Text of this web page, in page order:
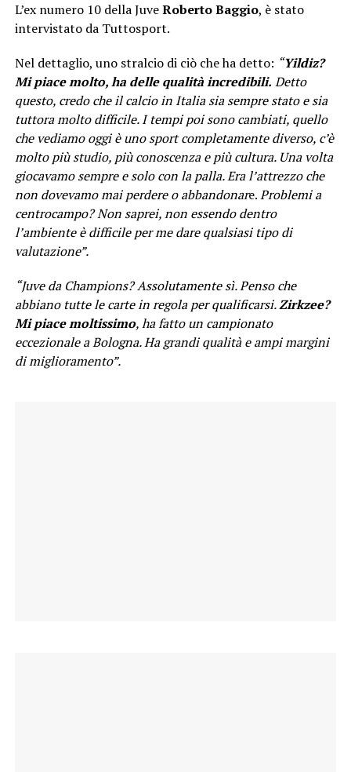
L’ex numero 10 della JuveRoberto Baggio, è stato
intervistato da Tuttosport.
Nel dettaglio, uno stralcio di ciò che ha detto: “Yildiz?
Mi piace molto, ha delle qualità incredibili. Detto
questo, credo che il calcio in Italia sia sempre stato e sia
tuttora molto difficile. I tempi poi sono cambiati, quello
che vediamo oggi è uno sport completamente diverso, c’è
molto più studio, più conoscenza e più cultura. Una volta
giocavamo sempre e solo con la palla. Era l’attrezzo che
non dovevamo mai perdere o abbandonare.Problemi a
centrocampo? Non saprei, non essendo dentro
l’ambiente è difficile per me dare qualsiasi tipo di
valutazione”.
“Juve da Champions? Assolutamente sì. Penso che
abbiano tutte le carte in regola per qualificarsi.Zirkzee?
Mi piace moltissimo, ha fatto un campionato
eccezionale a Bologna. Ha grandi qualità e ampi margini
di miglioramento”.